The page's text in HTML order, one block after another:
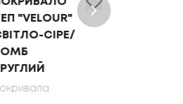
"VELOUR"
Покривала